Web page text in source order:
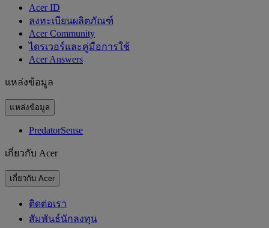
Acer ID
ลงทะเบียนผลิตภัณฑ์
Acer Community
ไดรเวอร์และคู่มือการใช้
Acer Answers
แหล่งข้อมูล
แหล่งข้อมูล
PredatorSense
เกี่ยวกับ Acer
เกี่ยวกับ Acer
ติดต่อเรา
สัมพันธ์นักลงทุน